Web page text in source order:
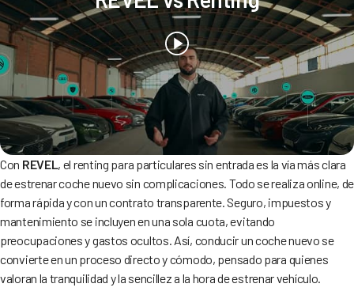
Con REVEL , el renting para particulares sin entrada es la vía más clara
de estrenar coche nuevo sin complicaciones. Todo se realiza online, de
forma rápida y con un contrato transparente. Seguro, impuestos y
mantenimiento se incluyen en una sola cuota, evitando
preocupaciones y gastos ocultos. Así, conducir un coche nuevo se
convierte en un proceso directo y cómodo, pensado para quienes
valoran la tranquilidad y la sencillez a la hora de estrenar vehículo.